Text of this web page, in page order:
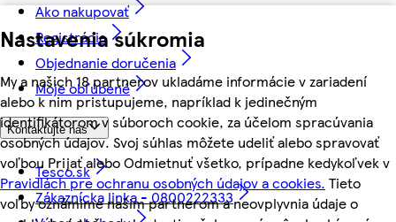
Nastavenia súkromia
My a našich 18 partnerov ukladáme informácie v zariadení
alebo k nim pristupujeme, napríklad k jedinečným
identifikátorom v súboroch cookie, za účelom spracúvania
osobných údajov. Svoj súhlas môžete udeliť alebo spravovať
voľbou Prijať alebo Odmietnuť všetko, prípadne kedykoľvek v
Pravidlách pre ochranu osobných údajov a cookies. Tieto
voľby oznámime našim partnerom a neovplyvnia údaje o
Ako nakupovať
Registrácia
Objednanie doručenia
Moje obľúbené
Kontaktujte nás
Tesco.sk
Zákaznícka linka - 0800222333